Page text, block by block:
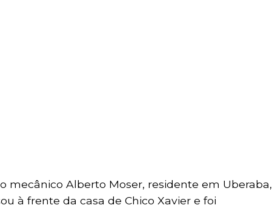
mecânico Alberto Moser, residente em Uberaba,
à frente da casa de Chico Xavier e foi